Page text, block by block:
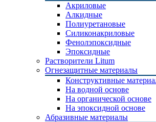
Акриловые
Алкидные
Полиуретановые
Силиконакриловые
Фенолэпоксидные
Эпоксидные
Растворители Litum
Огнезащитные материалы
Конструктивные
На водной основе
На органической основе
На эпоксидной основе
Абразивные материалы